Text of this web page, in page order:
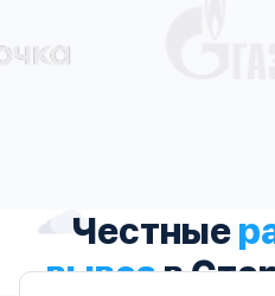
Честные
вывозв